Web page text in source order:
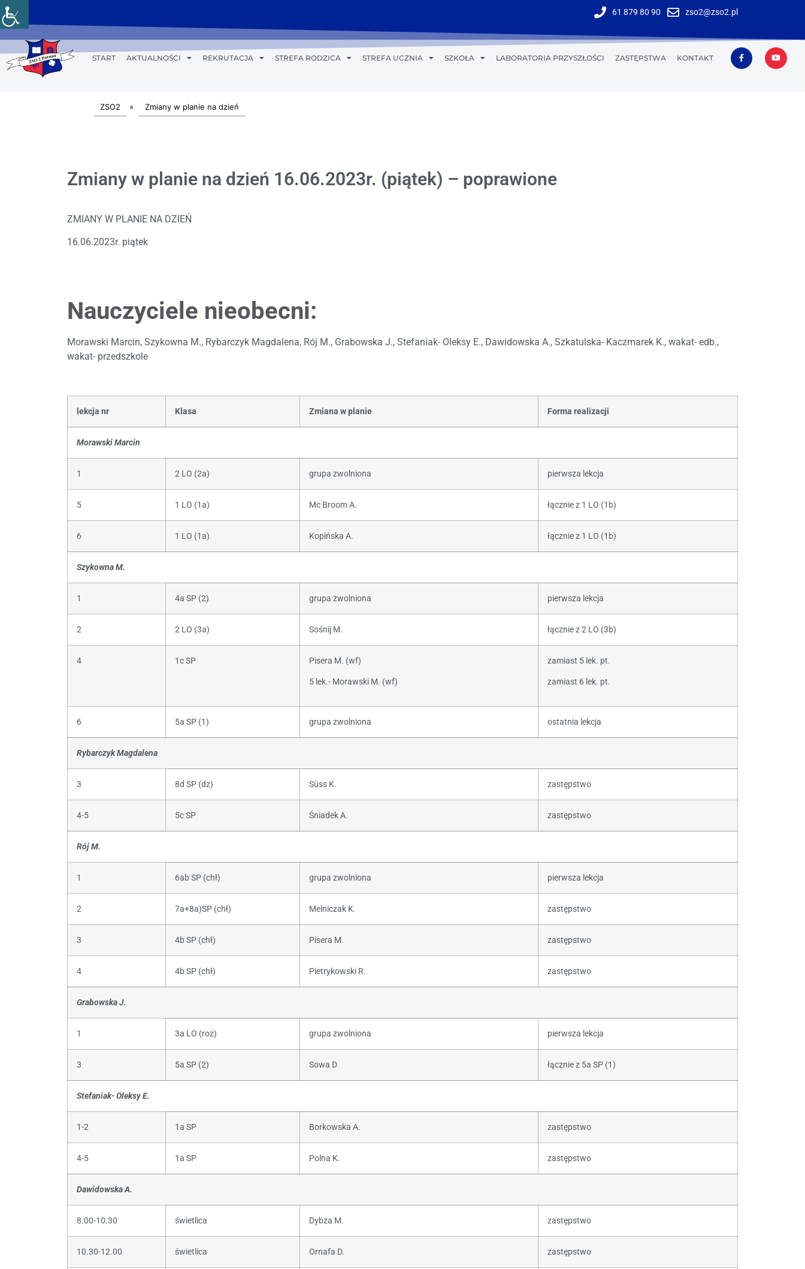
61 879 80 90 zso2@zso2.pl
START AKTUALNOŚCI REKRUTACJA STREFA RODZICA STREFA UCZNIA SZKOŁA LABORATORIA PRZYSZŁOŚCI ZASTĘPSTWA KONTAKT
ZSO2 » Zmiany w planie na dzień
Zmiany w planie na dzień 16.06.2023r. (piątek) – poprawione
ZMIANY W PLANIE NA DZIEŃ
16.06.2023r. piątek
Nauczyciele nieobecni:
Morawski Marcin, Szykowna M., Rybarczyk Magdalena, Rój M., Grabowska J., Stefaniak- Oleksy E., Dawidowska A., Szkatulska- Kaczmarek K., wakat- edb.,
wakat- przedszkole
lekcja nr Klasa Zmiana w planie Forma realizacji
Morawski Marcin
1 2 LO (2a) grupa zwolniona pierwsza lekcja
5 1 LO (1a) Mc Broom A. łącznie z 1 LO (1b)
6 1 LO (1a) Kopińska A. łącznie z 1 LO (1b)
Szykowna M.
1 4a SP (2) grupa zwolniona pierwsza lekcja
2 2 LO (3a) Sośnij M. łącznie z 2 LO (3b)
4 1c SP Pisera M. (wf)
5 lek.- Morawski M. (wf)
zamiast 5 lek. pt.
zamiast 6 lek. pt.
6 5a SP (1) grupa zwolniona ostatnia lekcja
Rybarczyk Magdalena
3 8d SP (dz) Süss K. zastępstwo
4-5 5c SP Śniadek A. zastępstwo
Rój M.
1 6ab SP (chł) grupa zwolniona pierwsza lekcja
2 7a+8a)SP (chł) Melniczak K. zastępstwo
3 4b SP (chł) Pisera M. zastępstwo
4 4b SP (chł) Pietrykowski R. zastępstwo
Grabowska J.
1 3a LO (roz) grupa zwolniona pierwsza lekcja
3 5a SP (2) Sowa D łącznie z 5a SP (1)
Stefaniak- Oleksy E.
1-2 1a SP Borkowska A. zastępstwo
4-5 1a SP Polna K. zastępstwo
Dawidowska A.
8.00-10.30 świetlica Dybza M. zastępstwo
10.30-12.00 świetlica Ornafa D. zastępstwo